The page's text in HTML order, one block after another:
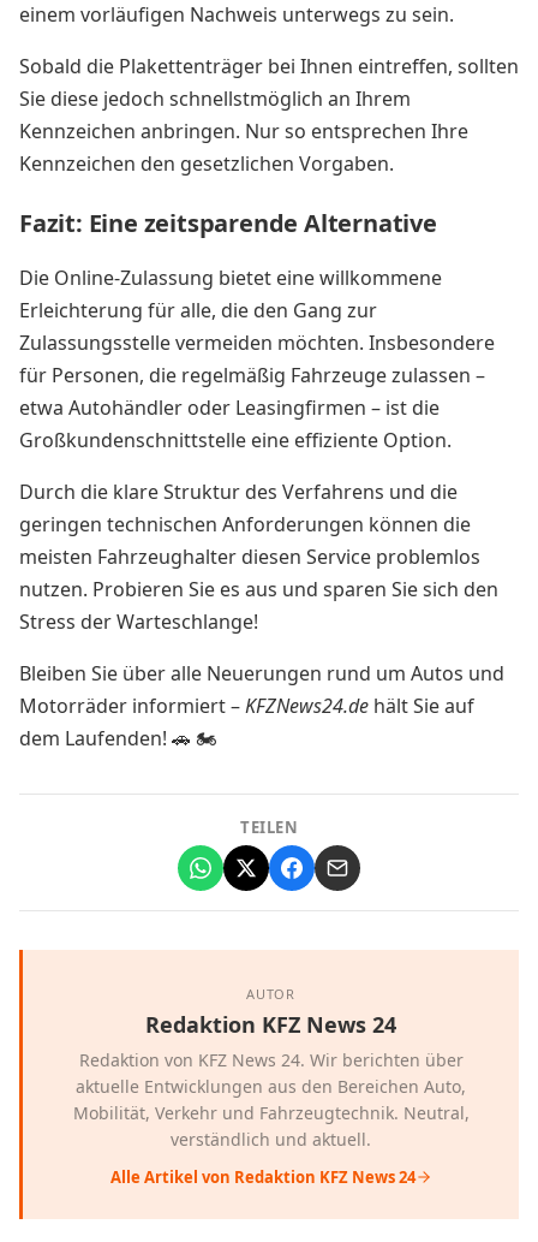
einem vorläufigen Nachweis unterwegs zu sein.
Sobald die Plakettenträger bei Ihnen eintreffen, sollten
Sie diese jedoch schnellstmöglich an Ihrem
Kennzeichen anbringen. Nur so entsprechen Ihre
Kennzeichen den gesetzlichen Vorgaben.
Fazit: Eine zeitsparende Alternative
Die Online-Zulassung bietet eine willkommene
Erleichterung für alle, die den Gang zur
Zulassungsstelle vermeiden möchten. Insbesondere
für Personen, die regelmäßig Fahrzeuge zulassen –
etwa Autohändler oder Leasingfirmen – ist die
Großkundenschnittstelle eine effiziente Option.
Durch die klare Struktur des Verfahrens und die
geringen technischen Anforderungen können die
meisten Fahrzeughalter diesen Service problemlos
nutzen. Probieren Sie es aus und sparen Sie sich den
Stress der Warteschlange!
Bleiben Sie über alle Neuerungen rund um Autos und
Motorräder informiert –KFZNews24.de hält Sie auf
dem Laufenden! 🚗 🏍️
TEILEN
AUTOR
Redaktion KFZ News 24
Redaktion von KFZ News 24. Wir berichten über
aktuelle Entwicklungen aus den Bereichen Auto,
Mobilität, Verkehr und Fahrzeugtechnik. Neutral,
verständlich und aktuell.
Alle Artikel von Redaktion KFZ News 24